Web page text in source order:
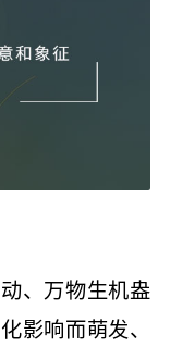
、万物生机盎
影响而萌发、